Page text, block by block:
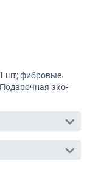
шт; фибровые
эко-